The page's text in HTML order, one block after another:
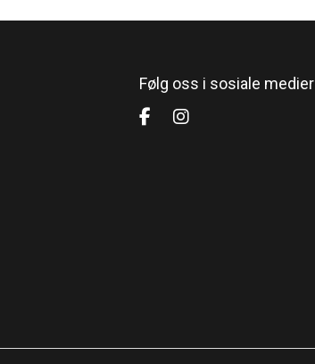
Følg oss i sosiale medier